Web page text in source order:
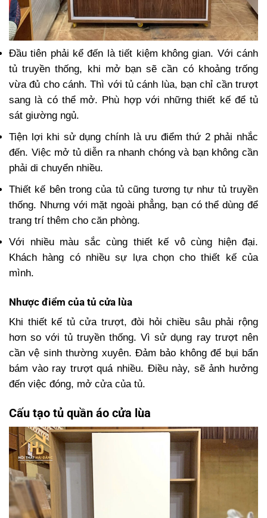
Đầu tiên phải kể đến là tiết kiệm không gian. Với cánh
tủ truyền thống, khi mở bạn sẽ cần có khoảng trống
vừa đủ cho cánh. Thì với tủ cánh lùa, bạn chỉ cần trượt
sang là có thể mở. Phù hợp với những thiết kế để tủ
sát giường ngủ.
Tiện lợi khi sử dụng chính là ưu điểm thứ 2 phải nhắc
đến. Việc mở tủ diễn ra nhanh chóng và bạn không cần
phải di chuyển nhiều.
Thiết kế bên trong của tủ cũng tương tự như tủ truyền
thống. Nhưng với mặt ngoài phẳng, bạn có thể dùng để
trang trí thêm cho căn phòng.
Với nhiều màu sắc cùng thiết kế vô cùng hiện đại.
Khách hàng có nhiều sự lựa chọn cho thiết kế của
mình.
Nhược điểm của tủ cửa lùa
Khi thiết kế tủ cửa trượt, đòi hỏi chiều sâu phải rộng
hơn so với tủ truyền thống. Vì sử dụng ray trượt nên
cần vệ sinh thường xuyên. Đảm bảo không để bụi bẩn
bám vào ray trượt quá nhiều. Điều này, sẽ ảnh hưởng
đến việc đóng, mở cửa của tủ.
Cấu tạo tủ quần áo cửa lùa